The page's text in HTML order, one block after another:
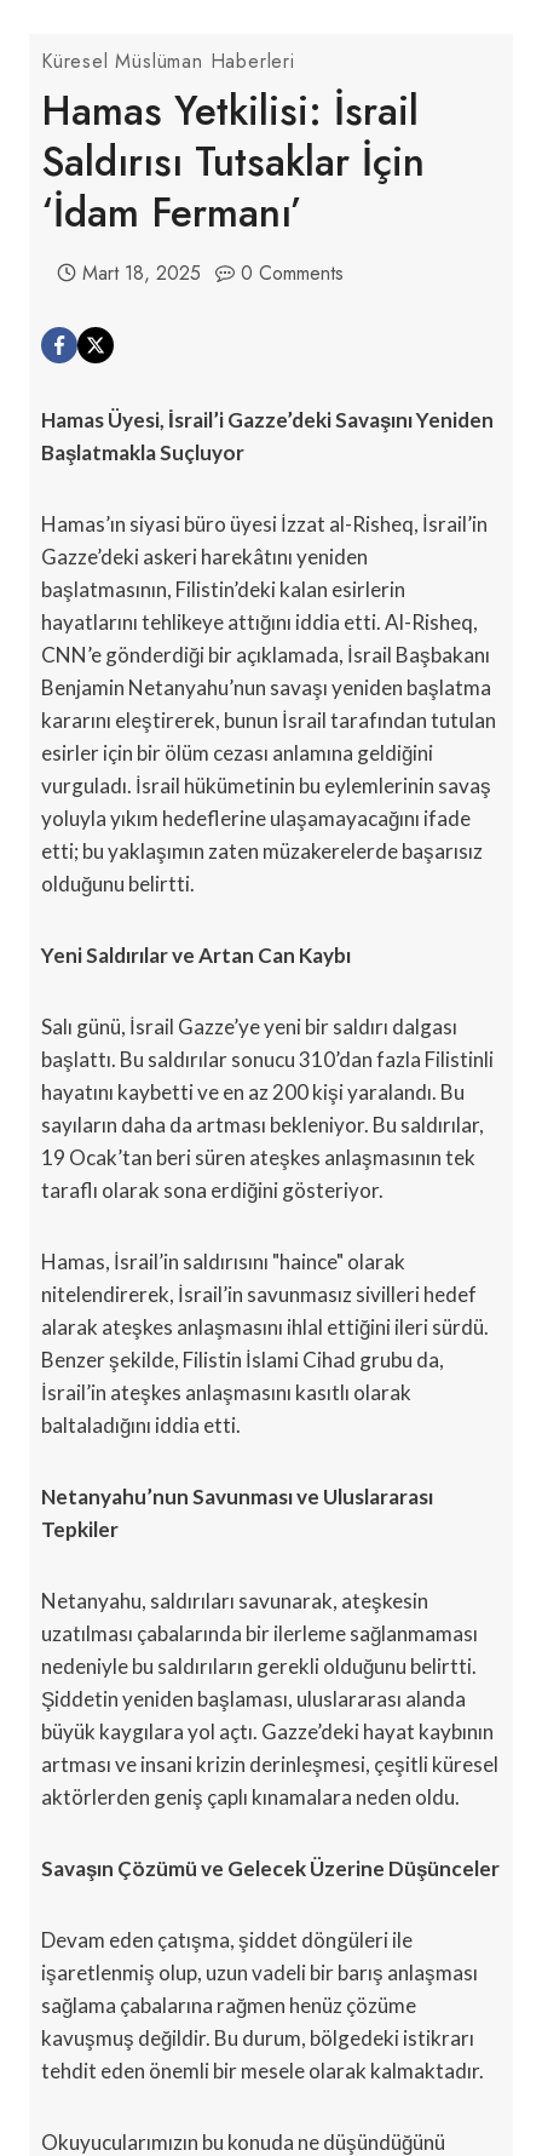
Küresel Müslüman Haberleri
Hamas Yetkilisi: İsrail
Saldırısı Tutsaklar İçin
‘İdam Fermanı’
Mart 18, 2025 0 Comments
Hamas Üyesi, İsrail’i Gazze’deki Savaşını Yeniden
Başlatmakla Suçluyor
Hamas’ın siyasi büro üyesi İzzat al-Risheq, İsrail’in
Gazze’deki askeri harekâtını yeniden
başlatmasının, Filistin’deki kalan esirlerin
hayatlarını tehlikeye attığını iddia etti. Al-Risheq,
CNN’e gönderdiği bir açıklamada, İsrail Başbakanı
Benjamin Netanyahu’nun savaşı yeniden başlatma
kararını eleştirerek, bunun İsrail tarafından tutulan
esirler için bir ölüm cezası anlamına geldiğini
vurguladı. İsrail hükümetinin bu eylemlerinin savaş
yoluyla yıkım hedeflerine ulaşamayacağını ifade
etti; bu yaklaşımın zaten müzakerelerde başarısız
olduğunu belirtti.
Yeni Saldırılar ve Artan Can Kaybı
Salı günü, İsrail Gazze’ye yeni bir saldırı dalgası
başlattı. Bu saldırılar sonucu 310’dan fazla Filistinli
hayatını kaybetti ve en az 200 kişi yaralandı. Bu
sayıların daha da artması bekleniyor. Bu saldırılar,
19 Ocak’tan beri süren ateşkes anlaşmasının tek
taraflı olarak sona erdiğini gösteriyor.
Hamas, İsrail’in saldırısını "haince" olarak
nitelendirerek, İsrail’in savunmasız sivilleri hedef
alarak ateşkes anlaşmasını ihlal ettiğini ileri sürdü.
Benzer şekilde, Filistin İslami Cihad grubu da,
İsrail’in ateşkes anlaşmasını kasıtlı olarak
baltaladığını iddia etti.
Netanyahu’nun Savunması ve Uluslararası
Tepkiler
Netanyahu, saldırıları savunarak, ateşkesin
uzatılması çabalarında bir ilerleme sağlanmaması
nedeniyle bu saldırıların gerekli olduğunu belirtti.
Şiddetin yeniden başlaması, uluslararası alanda
büyük kaygılara yol açtı. Gazze’deki hayat kaybının
artması ve insani krizin derinleşmesi, çeşitli küresel
aktörlerden geniş çaplı kınamalara neden oldu.
Savaşın Çözümü ve Gelecek Üzerine Düşünceler
Devam eden çatışma, şiddet döngüleri ile
işaretlenmiş olup, uzun vadeli bir barış anlaşması
sağlama çabalarına rağmen henüz çözüme
kavuşmuş değildir. Bu durum, bölgedeki istikrarı
tehdit eden önemli bir mesele olarak kalmaktadır.
Okuyucularımızın bu konuda ne düşündüğünü